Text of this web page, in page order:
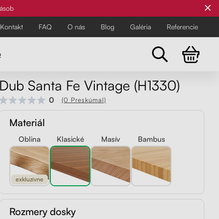
Kontakt FAQ O nás Blog Galéria Referencie
Pre najnáročnejších
Všetky stoličky
balančné stoličky Liftor pre zdravší
a pohodlnejší pracovný deň.
Pre najnáročnejších
Dub Santa Fe Vintage (H1330)
0 (0 Preskúmal)
Materiál
Oblina
exkluzívne
Klasické Masív Bambus
Rozmery dosky